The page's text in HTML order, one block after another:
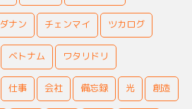
ダナン チェンマイ ツカログ
ベトナム ワタリドリ
仕事 会社 備忘録 光 創造